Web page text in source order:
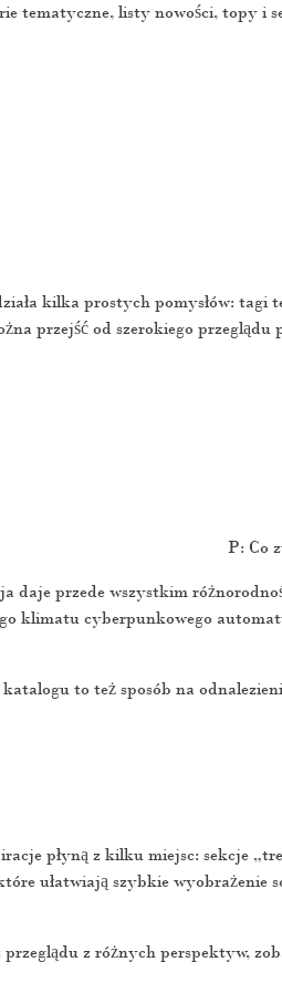
tematyczne, listy nowości, topy i
kilka prostych pomysłów:
przejść od szerokiego
P: Co
daje przede wszystkim
klimatu cyberpunkowego
to też sposób na
płyną z kilku miejsc: sekcje
ułatwiają szybkie
przeglądu z różnych perspektyw,